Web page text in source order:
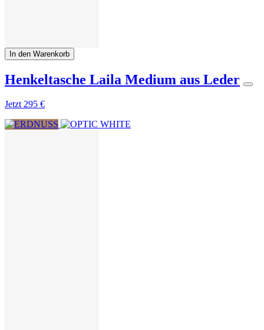
In den Warenkorb
Henkeltasche Laila Medium aus Leder
Jetzt 295 €